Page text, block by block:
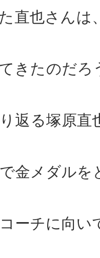
直也さんは
きたのだろ
返る塚原直
金メダルを
ーチに向い